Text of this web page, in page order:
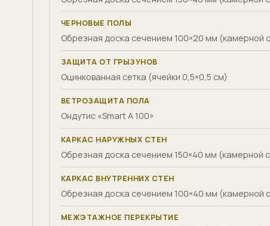
ЧЕРНОВЫЕ ПОЛЫ
Обрезная доска сечением 100×20 мм (камерной
ЗАЩИТА ОТ ГРЫЗУНОВ
Оцинкованная сетка (ячейки 0,5×0,5 см)
ВЕТРОЗАЩИТА ПОЛА
Ондутис «Smart A 100»
КАРКАС НАРУЖНЫХ СТЕН
Обрезная доска сечением 150×40 мм (камерной
КАРКАС ВНУТРЕННИХ СТЕН
Обрезная доска сечением 100×40 мм (камерной
МЕЖЭТАЖНОЕ ПЕРЕКРЫТИЕ